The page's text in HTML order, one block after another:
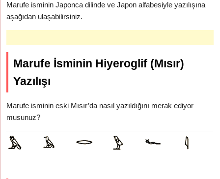
Marufe isminin Japonca dilinde ve Japon alfabesiyle yazılışına
aşağıdan ulaşabilirsiniz.
Marufe İsminin Hiyeroglif (Mısır)
Yazılışı
Marufe isminin eski Mısır’da nasıl yazıldığını merak ediyor
musunuz?